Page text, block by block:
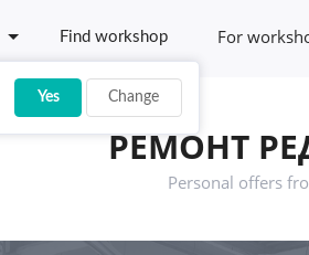
Yes Change
Find workshop For
РЕМОНТ
Personal offers